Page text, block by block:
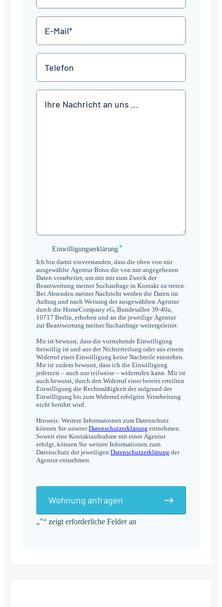
„*“ zeigt erforderliche Felder an
Mail
*
Einwilligungserklärung
Einwilligungserklärung*
Ich bin damit einverstanden, dass die oben von mir
ausgewählte Agentur Bonn die von mir angegebenen
Daten verarbeitet, um mit mir zum Zweck der
Beantwortung meiner Suchanfrage in Kontakt zu treten.
Bei Absenden meiner Nachricht werden die Daten im
Auftrag und nach Weisung der ausgewählten Agentur
durch die HomeCompany eG, Bundesallee 39-40a,
10717 Berlin, erhoben und an die jeweilige Agentur
zur Beantwortung meiner Suchanfrage weitergeleitet.
Mir ist bewusst, dass die vorstehende Einwilligung
freiwillig ist und aus der Nichterteilung oder aus einem
Widerruf einer Einwilligung keine Nachteile entstehen.
Mir ist zudem bewusst, dass ich die Einwilligung
jederzeit – auch nur teilweise – widerrufen kann. Mir ist
auch bewusst, durch den Widerruf einer bereits erteilten
Einwilligung die Rechtmäßigkeit der aufgrund der
Einwilligung bis zum Widerruf erfolgten Verarbeitung
nicht berührt wird.
Hinweis: Weitere Informationen zum Datenschutz
können Sie unsererDatenschutzerklärung entnehmen.
Soweit eine Kontaktaufnahme mit einer Agentur
erfolgt, können Sie weitere Informationen zum
Datenschutz der jeweiligen Datenschutzerklärung der
Agentur entnehmen.
Wohnung anfragen